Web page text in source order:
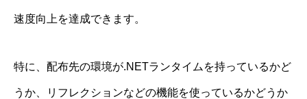
速度向上を達成できます。
特に、配布先の環境が.NETランタイムを持っているかど
うか、リフレクションなどの機能を使っているかどうか